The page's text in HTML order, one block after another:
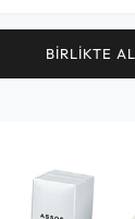
BİRLİKTE AL